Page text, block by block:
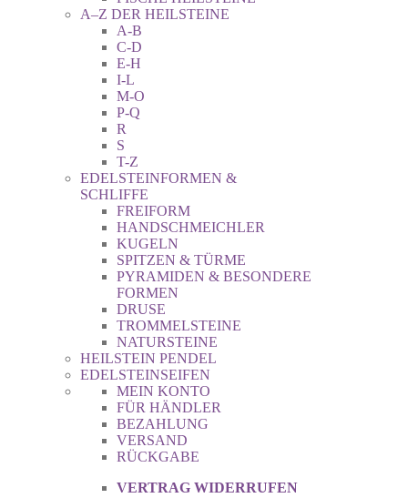
A–Z DER HEILSTEINE
A-B
C-D
E-H
I-L
M-O
P-Q
R
S
T-Z
EDELSTEINFORMEN &
SCHLIFFE
FREIFORM
HANDSCHMEICHLER
KUGELN
SPITZEN & TÜRME
PYRAMIDEN & BESONDERE
FORMEN
DRUSE
TROMMELSTEINE
NATURSTEINE
HEILSTEIN PENDEL
EDELSTEINSEIFEN
MEIN KONTO
FÜR HÄNDLER
BEZAHLUNG
VERSAND
RÜCKGABE
VERTRAG WIDERRUFEN